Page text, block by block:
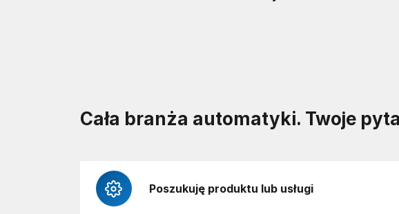
Cała branża automatyki. Twoje
Poszukuję produktu lub usługi